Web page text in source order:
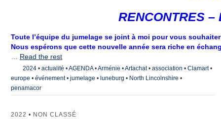
RENCONTRES –
Toute l’équipe du jumelage se joint à moi pour vous
Nous espérons que cette nouvelle année sera riche en
… Read the rest
2024• actualité •AGENDA•Arménie •Artachat• association • Clamart•
europe • événement• jumelage • luneburg • North Lincolnshire •
penamacor
2022 • NON CLASSÉ